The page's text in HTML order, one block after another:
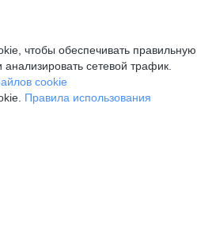
чтобы обеспечивать правильную
сетевой трафик.
cookie
Правила использования